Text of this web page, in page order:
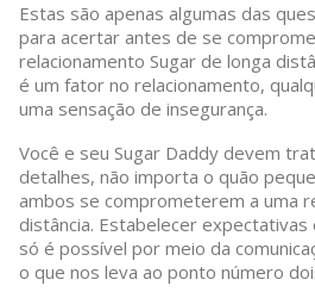
Estas são apenas algumas das
para acertar antes de se
relacionamento Sugar de longa
é um fator no relacionamento,
uma sensação de insegurança.
Você e seu Sugar Daddy devem
detalhes, não importa o quão
ambos se comprometerem a uma
distância. Estabelecer
só é possível por meio da
o que nos leva ao ponto número